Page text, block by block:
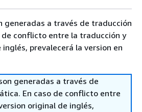
generadas a través de traducción
de conflicto entre la traducción y
prevalecerá la version en
generadas a través de
En caso de conflicto entre
original de inglés,